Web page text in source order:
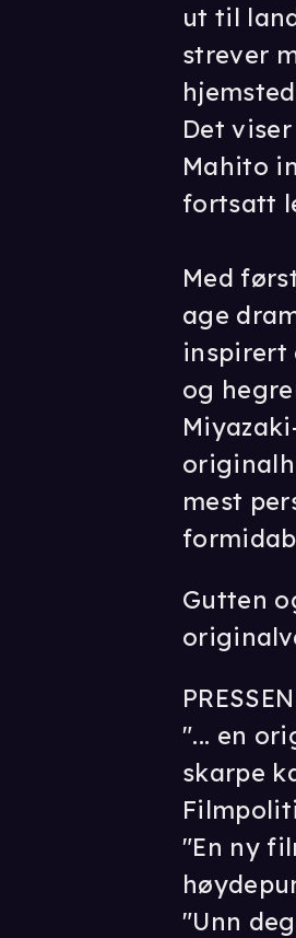
ut til
strever
Det
Mahito
fortsatt
Med
age
inspirert
og
mest
Gutten
"... en
skarpe
"En ny
"Unn